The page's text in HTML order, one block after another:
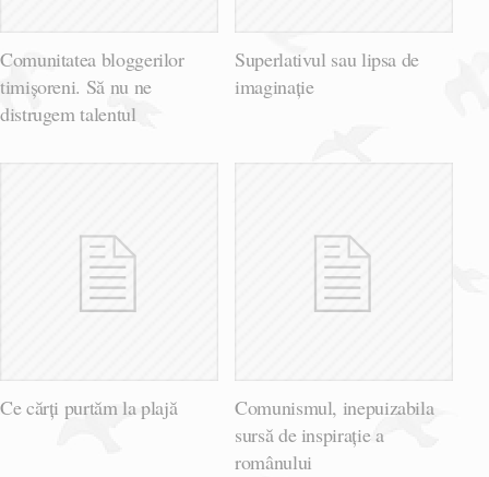
Comunitatea bloggerilor
timișoreni. Să nu ne
distrugem talentul
Superlativul sau lipsa de
imaginație
Ce cărți purtăm la plajă
Comunismul, inepuizabila
sursă de inspirație a
românului